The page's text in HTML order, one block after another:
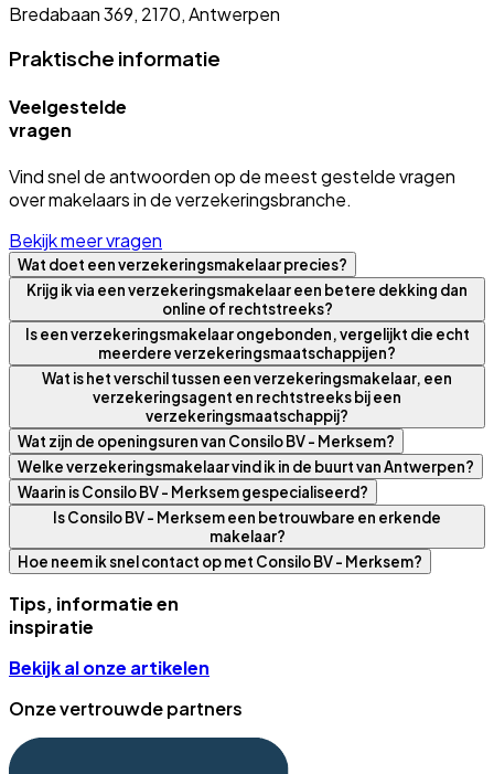
Bredabaan 369, 2170, Antwerpen
Praktische informatie
Veelgestelde
vragen
Vind snel de antwoorden op de meest gestelde vragen
over makelaars in de verzekeringsbranche.
Bekijk meer vragen
Wat doet een verzekeringsmakelaar precies?
Krijg ik via een verzekeringsmakelaar een betere dekking dan
online of rechtstreeks?
Is een verzekeringsmakelaar ongebonden, vergelijkt die echt
meerdere verzekeringsmaatschappijen?
Wat is het verschil tussen een verzekeringsmakelaar, een
verzekeringsagent en rechtstreeks bij een
verzekeringsmaatschappij?
Wat zijn de openingsuren van Consilo BV - Merksem?
Welke verzekeringsmakelaar vind ik in de buurt van Antwerpen?
Waarin is Consilo BV - Merksem gespecialiseerd?
Is Consilo BV - Merksem een betrouwbare en erkende
makelaar?
Hoe neem ik snel contact op met Consilo BV - Merksem?
Tips, informatie en
inspiratie
Bekijk al onze artikelen
Onze vertrouwde partners